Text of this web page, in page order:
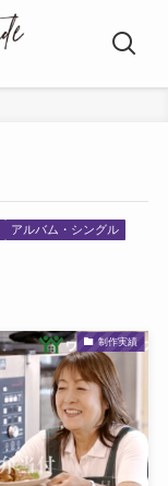
アルバム・シングル
制作実績